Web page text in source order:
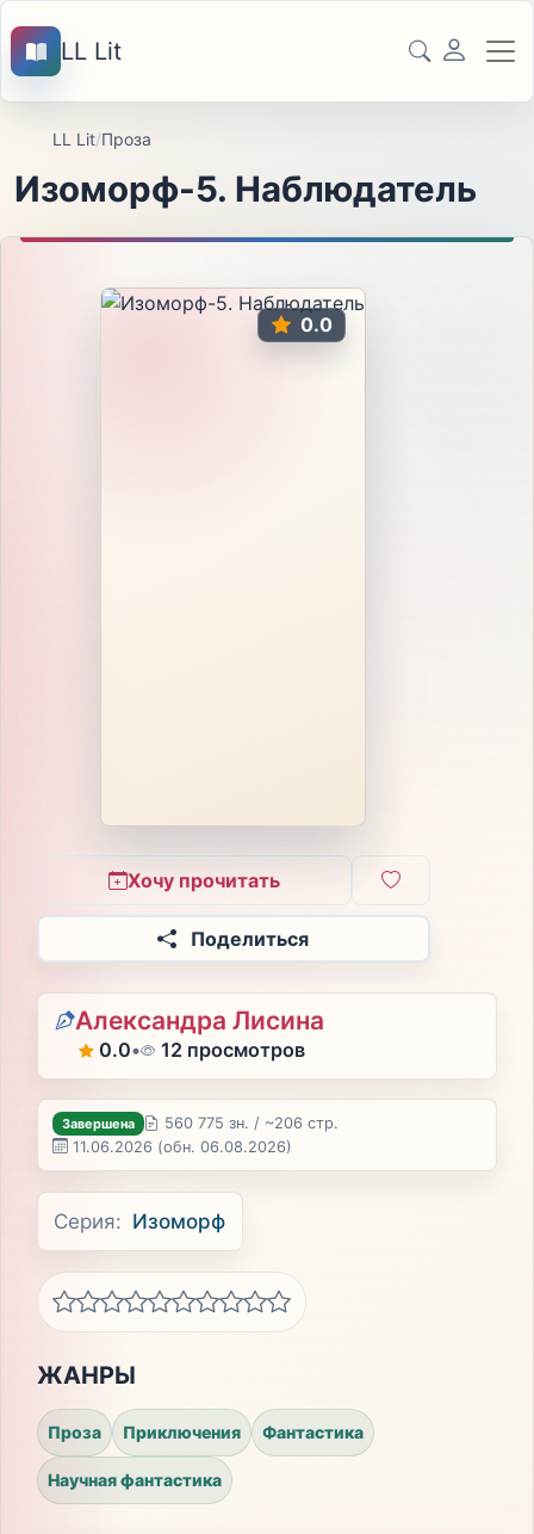
LL Lit
LL Lit/Проза
Изоморф-5. Наблюдатель
0.0
Хочу прочитать
Поделиться
Александра Лисина
0.0• 12 просмотров
Завершена
560 775 зн. / ~206 стр.
11.06.2026 (обн. 06.08.2026)
Серия: Изоморф
ЖАНРЫ
Проза Приключения Фантастика
Научная фантастика